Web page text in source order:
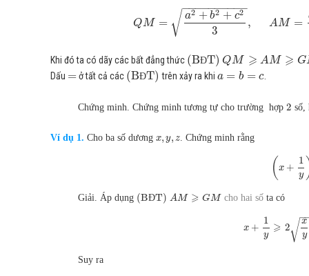
QM =
a2 + b2 + c2
3
− −
−−−−−−−−
√ , AM =
Khi đó ta có dãy các bất đẳng thức (BĐT) QM ⩾ AM ⩾ G
Dấu =ở tất cả các (BĐT) trên xảy ra khi a = b = c.
Chứng minh. Chứng minh tương tự cho trường hợp 2 số,
Ví dụ 1. Cho ba số dương x, y, z. Chứng minh rằng
( x +
1
y
Giải. Áp dụng (BĐT) AM ⩾ GM cho hai sốta có
x +
1
y ⩾ 2
x
y
−
√
Suy ra